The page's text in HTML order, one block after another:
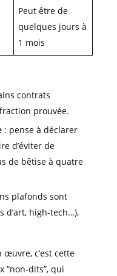
Peut être de
quelques jours à
1 mois
contrats
prouvée.
: pense à déclarer
d’éviter de
de bêtise à quatre
plafonds sont
d’art, high-tech…),
œuvre, c’est cette
“non-dits”, qui